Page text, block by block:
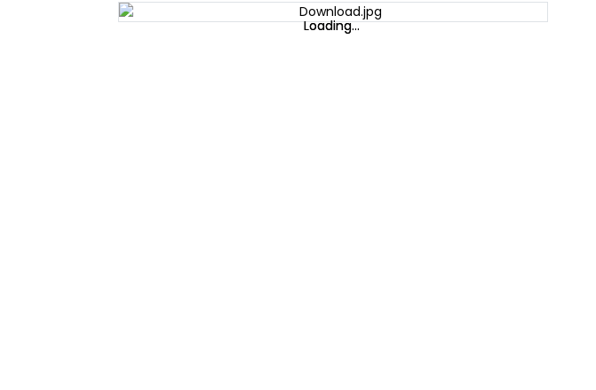
Loading...
Loading...